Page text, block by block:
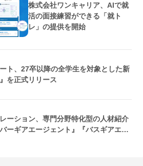
株式会社ワンキャリア、AIで就
活の面接練習ができる「就ト
レ」の提供を開始
ト、27卒以降の全学生を対象とした新
を正式リリース
ーション、専門分野特化型の人材紹介
ーギアエージェント』『バスギアエー